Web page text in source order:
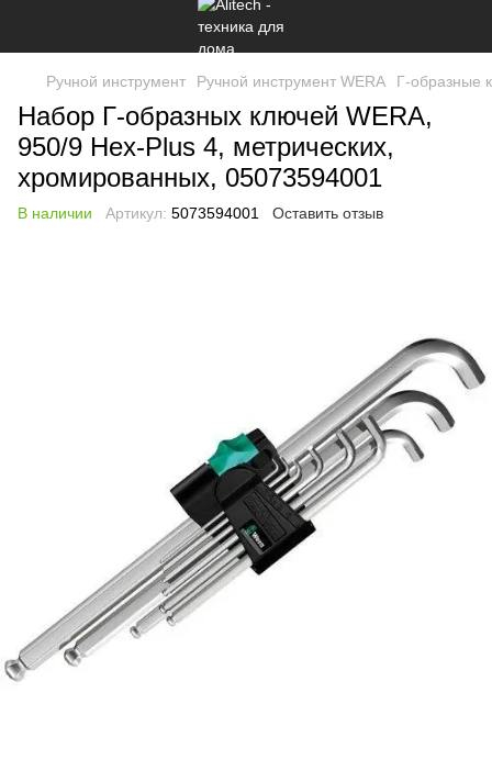
Ручной инструмент Ручной инструмент WERA Г-образные
Набор Г-образных ключей WERA,
950/9 Hex-Plus 4, метрических,
хромированных, 05073594001
В наличии Артикул: 5073594001 Оставить отзыв